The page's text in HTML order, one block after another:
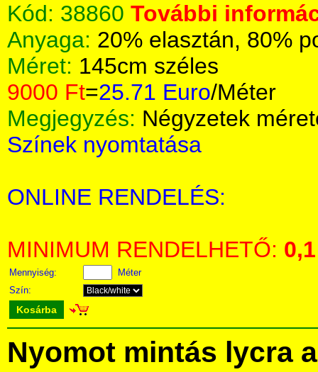
Kód: 38860 További
Anyaga: 20% elasztán, 80%
Méret: 145cm széles
9000 Ft=25.71 Euro/Méter
Megjegyzés: Négyzetek
Színek nyomtatása
ONLINE RENDELÉS:
MINIMUM RENDELHETŐ: 0,1
Mennyiség:
Méter
Szín:
Kosárba
Nyomot mintás lycra